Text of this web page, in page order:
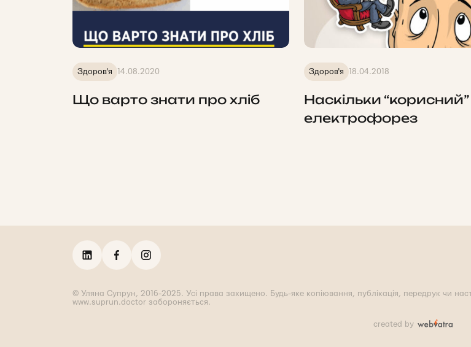
Здоров'я 14.08.2020
Що варто знати про хліб
Здоров'я 18.04.2018
Наскільки “корисний”
електрофорез
© Уляна Супрун, 2016-2025. Усі права захищено. Будь-яке копіювання, публікація, передрук чи
www.suprun.doctor забороняється.
created by